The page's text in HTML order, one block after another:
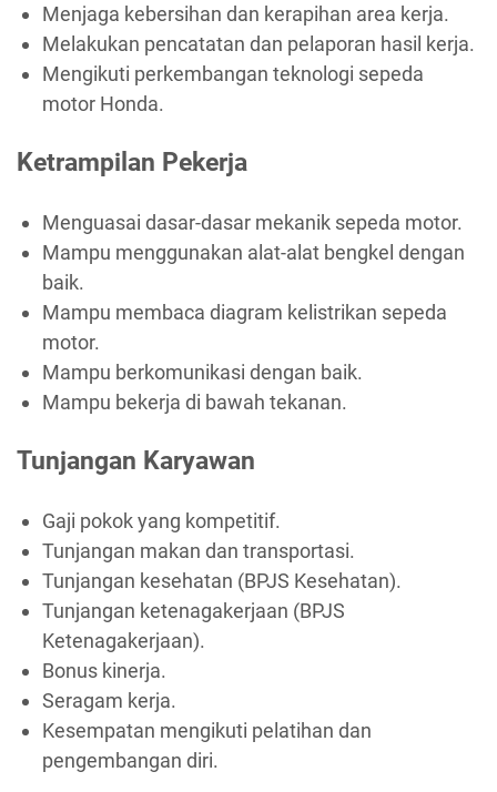
Menjaga kebersihan dan kerapihan area kerja.
Melakukan pencatatan dan pelaporan hasil kerja.
Mengikuti perkembangan teknologi sepeda
motor Honda.
Ketrampilan Pekerja
Menguasai dasar-dasar mekanik sepeda motor.
Mampu menggunakan alat-alat bengkel dengan
baik.
Mampu membaca diagram kelistrikan sepeda
motor.
Mampu berkomunikasi dengan baik.
Mampu bekerja di bawah tekanan.
Tunjangan Karyawan
Gaji pokok yang kompetitif.
Tunjangan makan dan transportasi.
Tunjangan kesehatan (BPJS Kesehatan).
Tunjangan ketenagakerjaan (BPJS
Ketenagakerjaan).
Bonus kinerja.
Seragam kerja.
Kesempatan mengikuti pelatihan dan
pengembangan diri.